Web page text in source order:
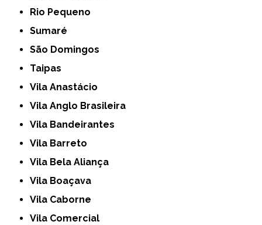
Rio Pequeno
Sumaré
São Domingos
Taipas
Vila Anastácio
Vila Anglo Brasileira
Vila Bandeirantes
Vila Barreto
Vila Bela Aliança
Vila Boaçava
Vila Caborne
Vila Comercial